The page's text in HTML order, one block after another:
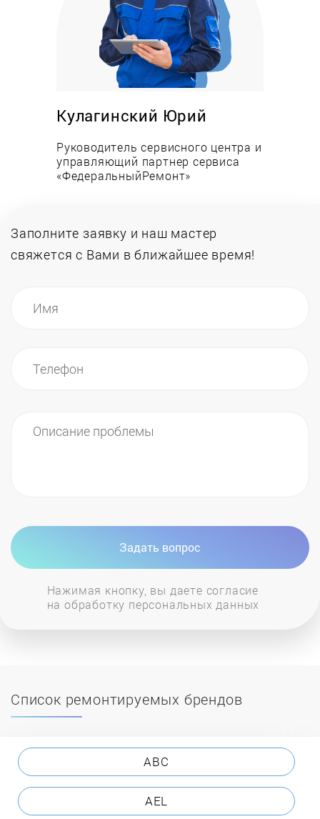
кулера, которую не следует дезинфицировать –
резервуар с горячей водой. Но его необходимо
обрабатывать от накипи. Это позволит
предупредить многие поломки. Но если Ваш
кулер все-таки сломался - не старайтесь
Наш сервис центр осуществляет гарантийное и
ремонт и замену любых деталей.
Кулагинский Юрий
Руководитель сервисного центра и
управляющий партнер сервиса
«ФедеральныйРемонт»
Заполните заявку и наш мастер
свяжется с Вами в ближайшее время!
Задать вопрос
Нажимая кнопку, вы даете согласие
на обработку персональных данных
Список ремонтируемых брендов
ABC
AEL